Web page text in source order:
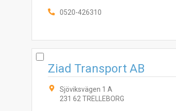
0520-426310
Ziad Transport AB
Sjöviksvägen 1 A
231 62 TRELLEBORG